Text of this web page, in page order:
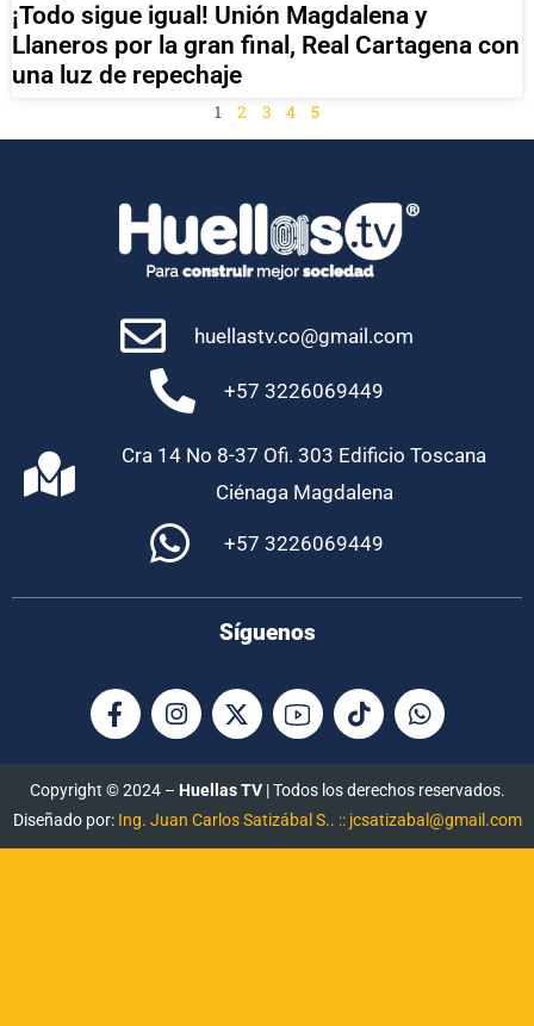
¡Todo sigue igual! Unión Magdalena y
Llaneros por la gran final, Real Cartagena con
una luz de repechaje
1 2 3 4 5
huellastv.co@gmail.com
+57 3226069449
Cra 14 No 8-37 Ofi. 303 Edificio Toscana
Ciénaga Magdalena
+57 3226069449
Síguenos
Copyright © 2024 – Huellas TV| Todos los derechos reservados.
Diseñado por: Ing. Juan Carlos Satizábal S.. :: jcsatizabal@gmail.com